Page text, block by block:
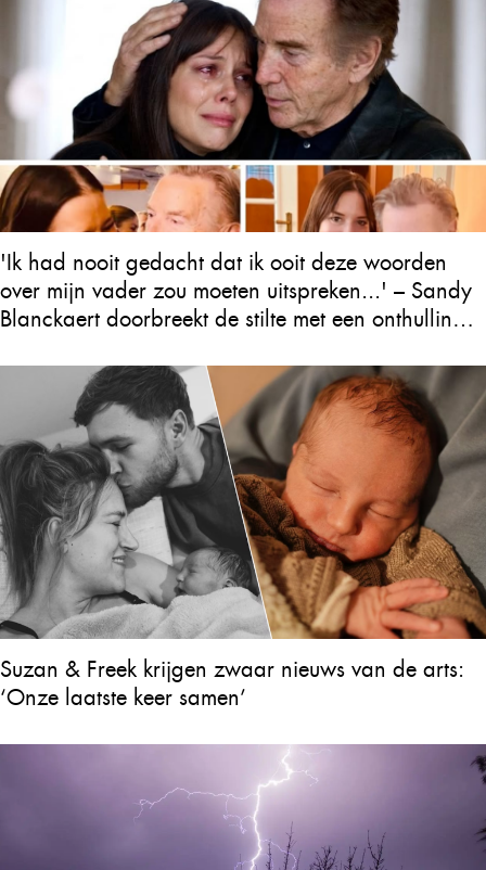
'Ik had nooit gedacht dat ik ooit deze woorden
over mijn vader zou moeten uitspreken...' – Sandy
Blanckaert doorbreekt de stilte met een onthulling
achterlaat
Suzan & Freek krijgen zwaar nieuws van de arts:
‘Onze laatste keer samen’